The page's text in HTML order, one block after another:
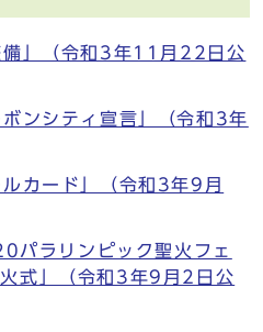
」（令和3年11月22日公
ンシティ宣言」（令和3年
カード」（令和3年9月
ラリンピック聖火フェ
式」（令和3年9月2日公